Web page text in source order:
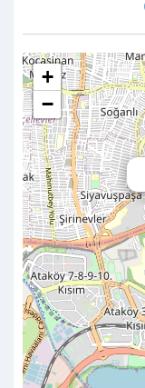
+
−